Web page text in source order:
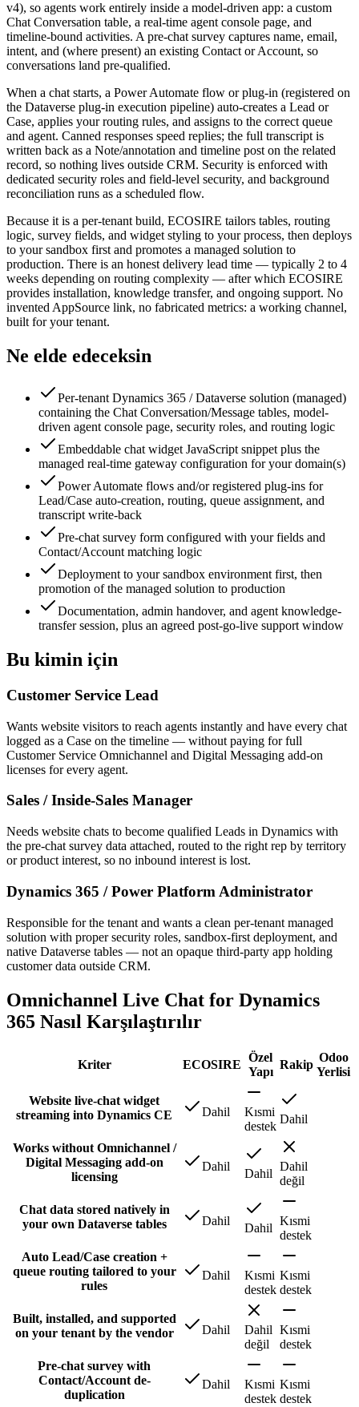
v4), so agents work entirely inside a model-driven app: a custom
Chat Conversation table, a real-time agent console page, and
timeline-bound activities. A pre-chat survey captures name, email,
intent, and (where present) an existing Contact or Account, so
conversations land pre-qualified.
When a chat starts, a Power Automate flow or plug-in (registered on
the Dataverse plug-in execution pipeline) auto-creates a Lead or
Case, applies your routing rules, and assigns to the correct queue
and agent. Canned responses speed replies; the full transcript is
written back as a Note/annotation and timeline post on the related
record, so nothing lives outside CRM. Security is enforced with
dedicated security roles and field-level security, and background
reconciliation runs as a scheduled flow.
Because it is a per-tenant build, ECOSIRE tailors tables, routing
logic, survey fields, and widget styling to your process, then deploys
to your sandbox first and promotes a managed solution to
production. There is an honest delivery lead time — typically 2 to 4
weeks depending on routing complexity — after which ECOSIRE
provides installation, knowledge transfer, and ongoing support. No
invented AppSource link, no fabricated metrics: a working channel,
built for your tenant.
Ne elde edeceksin
Per-tenant Dynamics 365 / Dataverse solution (managed)
containing the Chat Conversation/Message tables, model-
driven agent console page, security roles, and routing logic
Embeddable chat widget JavaScript snippet plus the
managed real-time gateway configuration for your domain(s)
Power Automate flows and/or registered plug-ins for
Lead/Case auto-creation, routing, queue assignment, and
transcript write-back
Pre-chat survey form configured with your fields and
Contact/Account matching logic
Deployment to your sandbox environment first, then
promotion of the managed solution to production
Documentation, admin handover, and agent knowledge-
transfer session, plus an agreed post-go-live support window
Bu kimin için
Customer Service Lead
Wants website visitors to reach agents instantly and have every chat
logged as a Case on the timeline — without paying for full
Customer Service Omnichannel and Digital Messaging add-on
licenses for every agent.
Sales / Inside-Sales Manager
Needs website chats to become qualified Leads in Dynamics with
the pre-chat survey data attached, routed to the right rep by territory
or product interest, so no inbound interest is lost.
Dynamics 365 / Power Platform Administrator
Responsible for the tenant and wants a clean per-tenant managed
solution with proper security roles, sandbox-first deployment, and
native Dataverse tables — not an opaque third-party app holding
customer data outside CRM.
Omnichannel Live Chat for Dynamics
365 Nasıl Karşılaştırılır
Kriter ECOSIRE
Özel
Yapı
Rakip
Odoo
Yerlisi
Website live-chat widget
streaming into Dynamics CE
Dahil
Kısmi
destek
Dahil
Works without Omnichannel /
Digital Messaging add-on
licensing
Dahil
Dahil
Dahil
değil
Chat data stored natively in
your own Dataverse tables
Dahil
Dahil
Kısmi
destek
Auto Lead/Case creation +
queue routing tailored to your
rules
Dahil
Kısmi
destek
Kısmi
destek
Built, installed, and supported
on your tenant by the vendor
Dahil
Dahil
değil
Kısmi
destek
Pre-chat survey with
Contact/Account de-
duplication
Dahil
Kısmi
destek
Kısmi
destek